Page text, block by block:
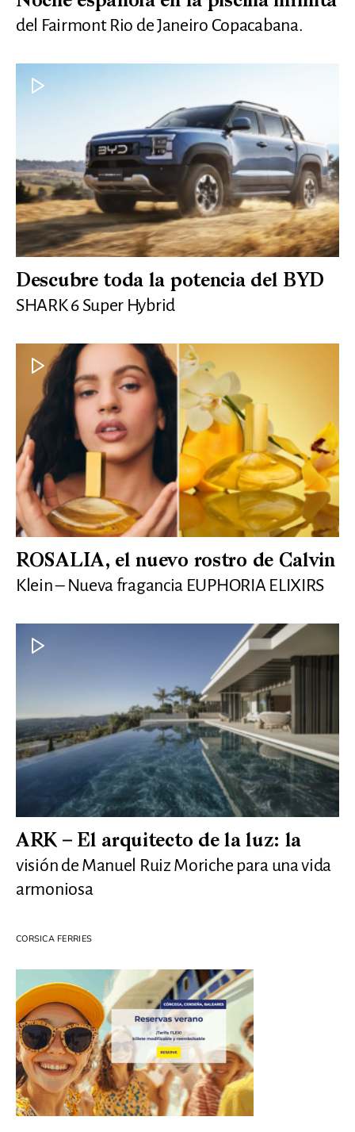
del Fairmont Rio de Janeiro Copacabana.
Descubre toda la potencia del BYD
SHARK 6 Super Hybrid
ROSALIA, el nuevo rostro de Calvin
Klein – Nueva fragancia EUPHORIA ELIXIRS
ARK – El arquitecto de la luz: la
visión de Manuel Ruiz Moriche para una vida
armoniosa
CORSICA FERRIES